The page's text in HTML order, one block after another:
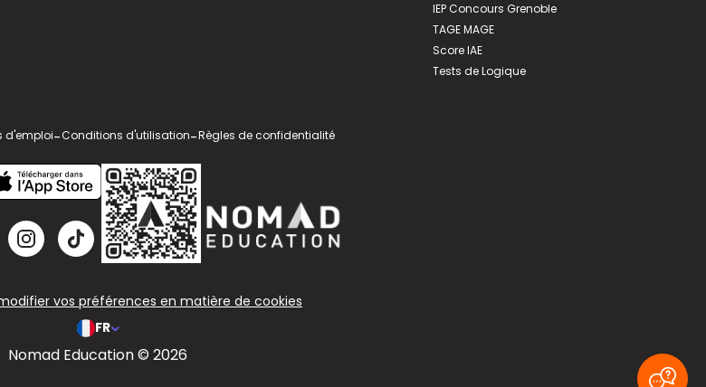
IEP Concours Grenoble
TAGE MAGE
Score IAE
Tests de Logique
d'emploi-Conditions d'utilisation-Règles de confidentialité
vos préférences en matière de cookies
FR
Nomad Education © 2026